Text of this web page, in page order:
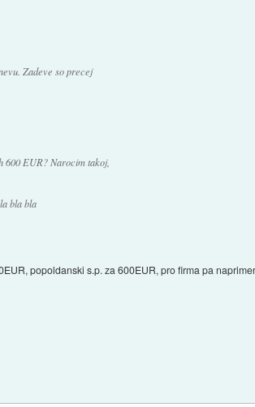
Zadeve so precej
600 EUR? Narocim takoj,
bla bla
popoldanski s.p. za 600EUR, pro firma pa